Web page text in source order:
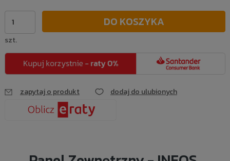
szt.
DO KOSZYKA
zapytaj o produkt dodaj do ulubionych